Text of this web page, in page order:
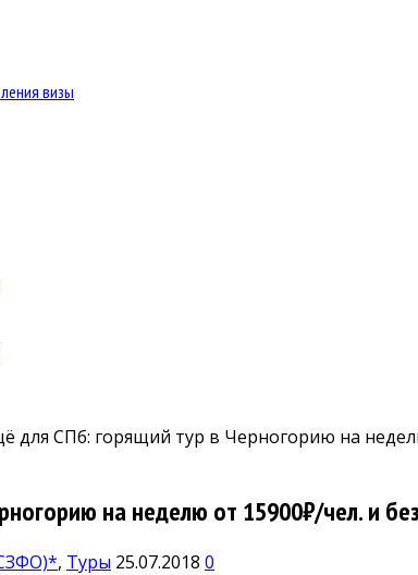
визы
для СПб: горящий тур в Черногорию на
на неделю от 15900₽/чел. и
, Туры 25.07.2018 0